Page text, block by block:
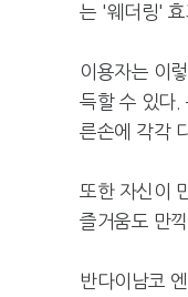
는 '웨더링' 효
이용자는 이
득할 수 있다.
른손에 각각
또한 자신이
즐거움도 만
반다이남코